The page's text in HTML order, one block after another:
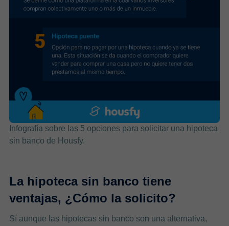
Infografía sobre las 5 opciones para solicitar una hipoteca
sin banco de Housfy.
La hipoteca sin banco tiene
ventajas, ¿Cómo la solicito?
Sí aunque las hipotecas sin banco son una alternativa,